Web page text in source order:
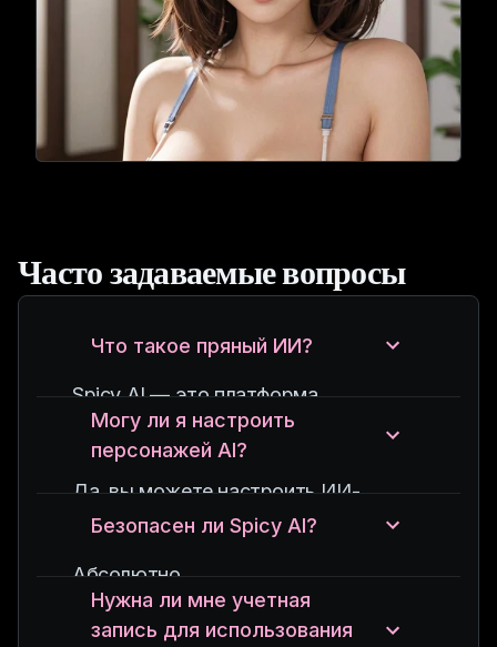
Часто задаваемые вопросы
Что такое пряный ИИ?
Spicy AI — это платформа,
позволяющая общаться с
виртуальными персонажами AI.
Эти персонажи созданы для
содержательного и интересного
общения, предлагая уникальный и
персонализированный опыт
общения.
Могу ли я настроить
персонажей AI?
Да, вы можете настроить ИИ-
персонажей в соответствии со
настроить их индивидуальность, тон
и стиль разговора.
Безопасен ли Spicy AI?
Абсолютно.
Spicy AI уделяет приоритетное
внимание вашей
Нужна ли мне учетная
запись для использования